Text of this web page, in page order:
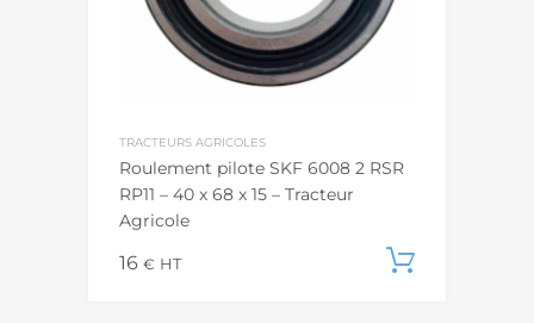
TRACTEURS AGRICOLES
Roulement pilote SKF 6008 2 RSR
RP11 – 40 x 68 x 15 – Tracteur
Agricole
16 € HT